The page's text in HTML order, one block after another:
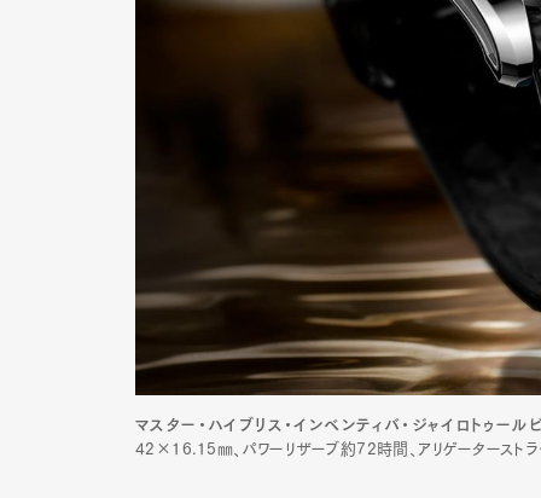
Pen
マスター・ハイブリス・インベンティバ・ジャイロトゥール
42×16.15㎜、パワーリザーブ約72時間、アリゲータース